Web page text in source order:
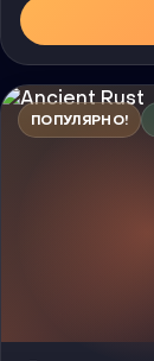
ПОПУЛЯРНО!